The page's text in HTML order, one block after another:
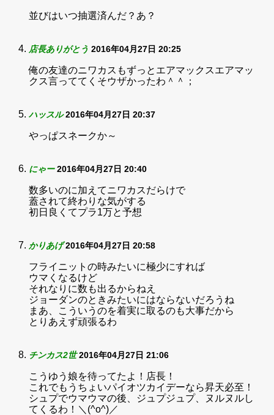
並びはいつ抽選済んだ？あ？
店長ありがとう 2016年04月27日 20:25
俺の友達のニワカスもずっとエアマックスエアマッ
クス言っててくそウザかったわ＾＾；
ハッスル 2016年04月27日 20:37
やっぱスネークか～
にゃー 2016年04月27日 20:40
数多いのに加えてニワカスだらけで
蓋されて終わりな気がする
初日良くてプラ1万と予想
かりあげ 2016年04月27日 20:58
フライニットの時みたいに極少にすれば
ウマくなるけど
それなりに数も出るからねえ
ジョーダンのときみたいにはならないだろうね
まあ、こういうのを着実に取るのも大事だから
とりあえず頑張るわ
チンカス2世 2016年04月27日 21:06
こうゆう娘を待ってたよ！店長！
これでもうちょいパイオツカイデーなら昇天必至！
シュプでウマウマの後、ジュプジュプ、ヌルヌルし
てくるわ！＼(^o^)／